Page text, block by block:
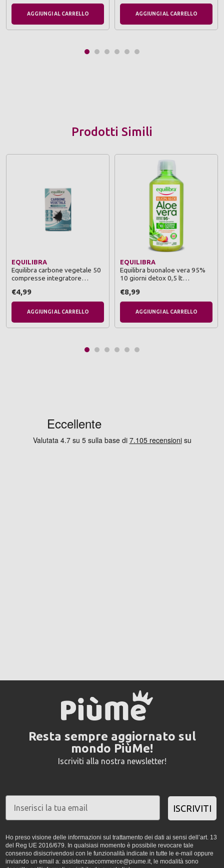
AGGIUNGI AL CARRELLO AGGIUNGI AL CARRELLO
Prodotti Simili
EQUILIBRA
Equilibra carbone vegetale 50
compresse integratore
€4,99
AGGIUNGI AL CARRELLO
EQUILIBRA
Equilibra buonaloe vera 95%
10 giorni detox 0,5 lt
€8,99
AGGIUNGI AL CARRELLO
Resta sempre aggiornato sul
mondo PiùMe!
Iscriviti alla nostra newsletter!
ISCRIVITI
Ho preso visione delle informazioni sul trattamento dei dati ai sensi dell’art. 13
del Reg UE 2016/679. In qualsiasi momento è possibile revocare tale
consenso disiscrivendosi con le funzionalità indicate in tutte le e-mail oppure
inviando un email a: assistenzaecommerce@piume.it, le modalità sono